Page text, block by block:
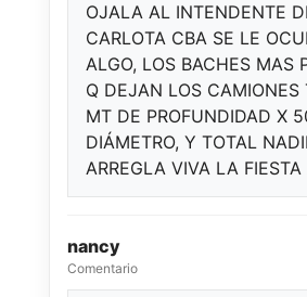
OJALA AL INTENDENTE
CARLOTA CBA SE LE
ALGO, LOS BACHES MAS
Q DEJAN LOS CAMIONES
MT DE PROFUNDIDAD X
DIÁMETRO, Y TOTAL
ARREGLA VIVA LA FIESTA
nancy
Comentario